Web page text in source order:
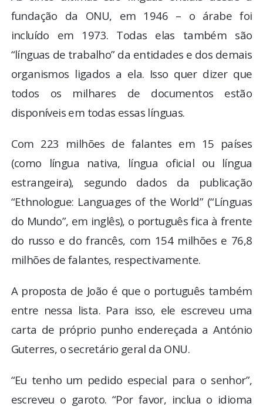
fundação da ONU, em 1946 – o árabe foi
incluído em 1973. Todas elas também são
“línguas de trabalho” da entidades e dos demais
organismos ligados a ela. Isso quer dizer que
todos os milhares de documentos estão
disponíveis em todas essas línguas.
Com 223 milhões de falantes em 15 países
(como língua nativa, língua oficial ou língua
estrangeira), segundo dados da publicação
“Ethnologue: Languages of the World” (“Línguas
do Mundo”, em inglês), o português fica à frente
do russo e do francês, com 154 milhões e 76,8
milhões de falantes, respectivamente.
A proposta de João é que o português também
entre nessa lista. Para isso, ele escreveu uma
carta de próprio punho endereçada a António
Guterres, o secretário geral da ONU.
“Eu tenho um pedido especial para o senhor”,
escreveu o garoto. “Por favor, inclua o idioma